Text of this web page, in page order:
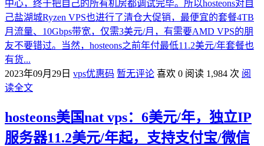
中心，终于把自己的所有机房都调试完毕。所以hosteons对自
己盐湖城Ryzen VPS也进行了清仓大促销，最便宜的套餐4TB
月流量、10Gbps带宽，仅需3美元/月，有需要AMD VPS的朋
友不要错过。当然，hosteons之前年付最低11.2美元/年套餐也
有货...
2023年09月29日 vps优惠码 暂无评论 喜欢 0 阅读 1,984 次 阅
读全文
hosteons美国nat vps：6美元/年，独立IP
服务器11.2美元/年起，支持支付宝/微信